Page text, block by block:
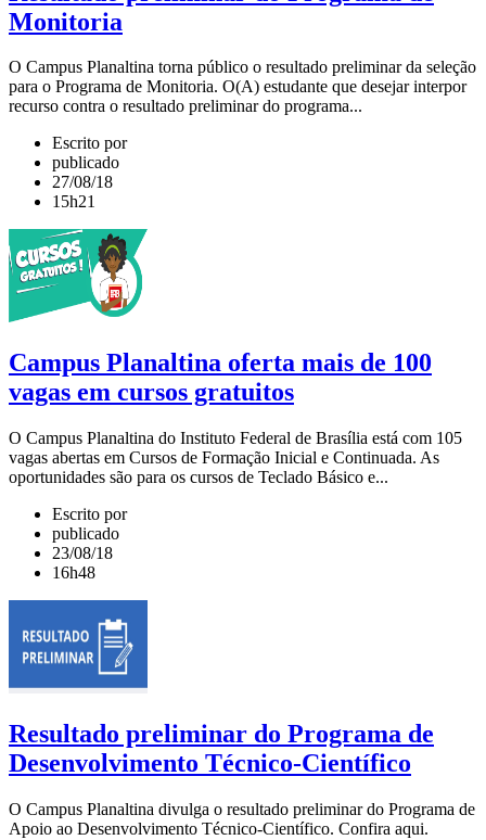
Monitoria
O Campus Planaltina torna público o resultado preliminar da seleção
para o Programa de Monitoria. O(A) estudante que desejar interpor
recurso contra o resultado preliminar do programa...
Escrito por
publicado
27/08/18
15h21
Campus Planaltina oferta mais de 100
vagas em cursos gratuitos
O Campus Planaltina do Instituto Federal de Brasília está com 105
vagas abertas em Cursos de Formação Inicial e Continuada. As
oportunidades são para os cursos de Teclado Básico e...
Escrito por
publicado
23/08/18
16h48
Resultado preliminar do Programa de
Desenvolvimento Técnico-Científico
O Campus Planaltina divulga o resultado preliminar do Programa de
Apoio ao Desenvolvimento Técnico-Científico. Confira aqui.